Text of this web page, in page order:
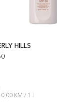
HILLS
KM / 1 l